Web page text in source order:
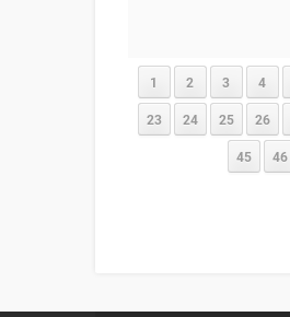
1 2 3 4
23 24 25 26
45 46